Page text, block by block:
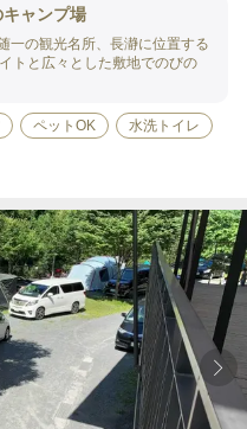
ャンプ場
一の観光名所、長瀞に位置する
トと広々とした敷地でのびの
ペットOK 水洗トイレ